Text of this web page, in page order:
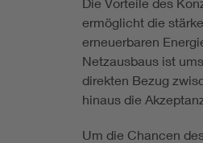
ermöglicht die
erneuerbaren
Netzausbaus ist
direkten Bezug
hinaus die
Um die Chancen